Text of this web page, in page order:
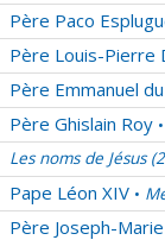
Père Paco
Père Louis-Pierre
Père Emmanuel
Père Ghislain Roy •
Les noms de Jésus
Pape Léon XIV •
Père Joseph-